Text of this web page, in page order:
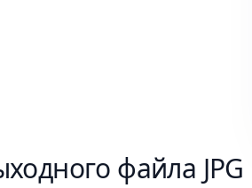
файла JPG